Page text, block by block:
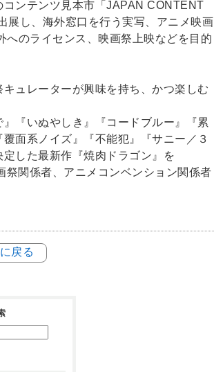
ンテンツ見本市「JAPAN CONTENT
し、海外窓口を行う実写、アニメ映画
のライセンス、映画祭上映などを目的
ュレーターが興味を持ち、かつ楽しむ
『いぬやしき』『コードブルー』『累
面系ノイズ』『不能犯』『サニー／３
した最新作『焼肉ドラゴン』を
関係者、アニメコンベンション関係者
戻る